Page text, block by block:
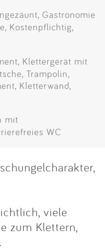
Gastronomie
Kostenpflichtig,
Klettergerät mit
Trampolin,
Kletterwand,
mit
WC
viele
zum Klettern,